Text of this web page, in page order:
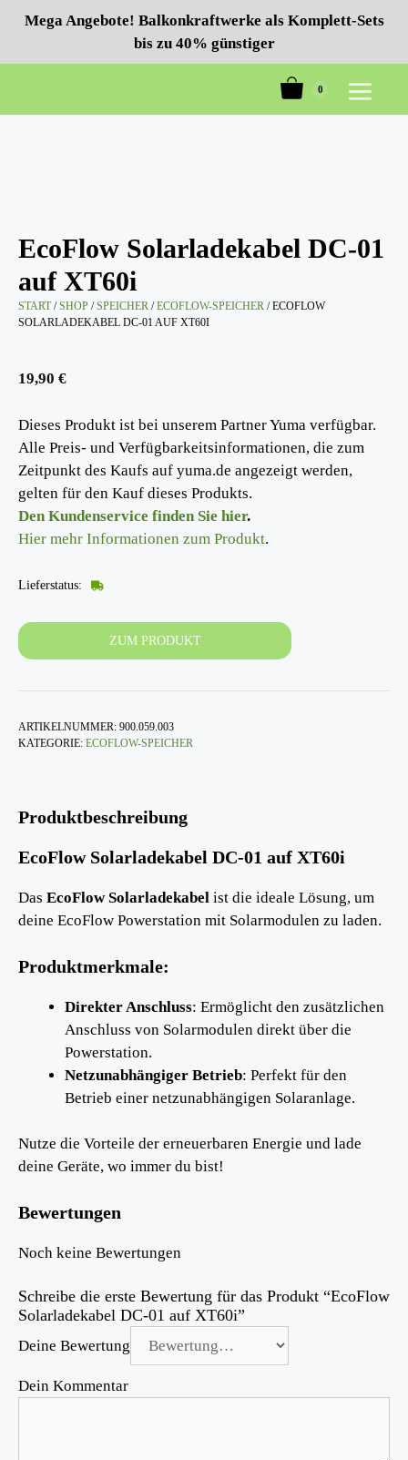
Mega Angebote! Balkonkraftwerke als Komplett-Sets
bis zu 40% günstiger
0
Menü
EcoFlow Solarladekabel DC-01
auf XT60i
START/SHOP /SPEICHER /ECOFLOW-SPEICHER / ECOFLOW
SOLARLADEKABEL DC-01 AUF XT60I
19,90 €
Dieses Produkt ist bei unserem Partner Yuma verfügbar.
Alle Preis- und Verfügbarkeitsinformationen, die zum
Zeitpunkt des Kaufs auf yuma.de angezeigt werden,
gelten für den Kauf dieses Produkts.
Den Kundenservice finden Sie hier.
Hier mehr Informationen zum Produkt.
Lieferstatus:
ZUM PRODUKT
ARTIKELNUMMER: 900.059.003
KATEGORIE: ECOFLOW-SPEICHER
Produktbeschreibung
EcoFlow Solarladekabel DC-01 auf XT60i
Das EcoFlow Solarladekabel ist die ideale Lösung, um
deine EcoFlow Powerstation mit Solarmodulen zu laden.
Produktmerkmale:
Direkter Anschluss: Ermöglicht den zusätzlichen
Anschluss von Solarmodulen direkt über die
Powerstation.
Netzunabhängiger Betrieb: Perfekt für den
Betrieb einer netzunabhängigen Solaranlage.
Nutze die Vorteile der erneuerbaren Energie und lade
deine Geräte, wo immer du bist!
Bewertungen
Noch keine Bewertungen
Schreibe die erste Bewertung für das Produkt “EcoFlow
Solarladekabel DC-01 auf XT60i”
Deine Bewertung
Dein Kommentar